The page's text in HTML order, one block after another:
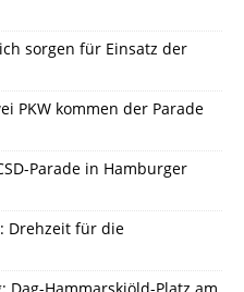
sorgen für Einsatz der
PKW kommen der Parade
Parade in Hamburger
Drehzeit für die
Dag-Hammarskjöld-Platz am